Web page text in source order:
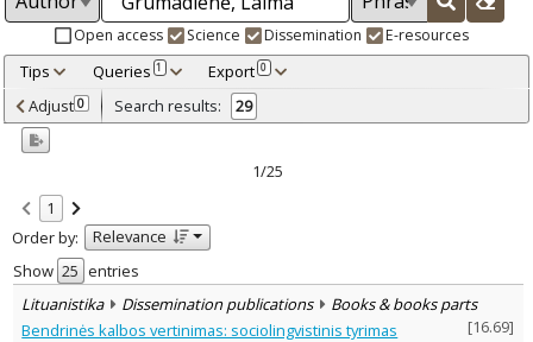
Open access Science Dissemination E-resources
Tips Queries 1 Export 0
Adjusted by criteria 0
Year
Refine
Open access
Scientific publications 26
Dissemination publications
Document Type:
Books & books parts 18
Journal articles 11
Adjust 0 Search results: 29
1/25
1
Order by:
Relevance
Show
entries
Lituanistika
Dissemination publications
Books & books parts
[16.69]
Bendrinės kalbos vertinimas: sociolingvistinis tyrimas